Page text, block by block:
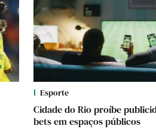
Esporte
Cidade do Rio proíbe
bets em espaços públicos